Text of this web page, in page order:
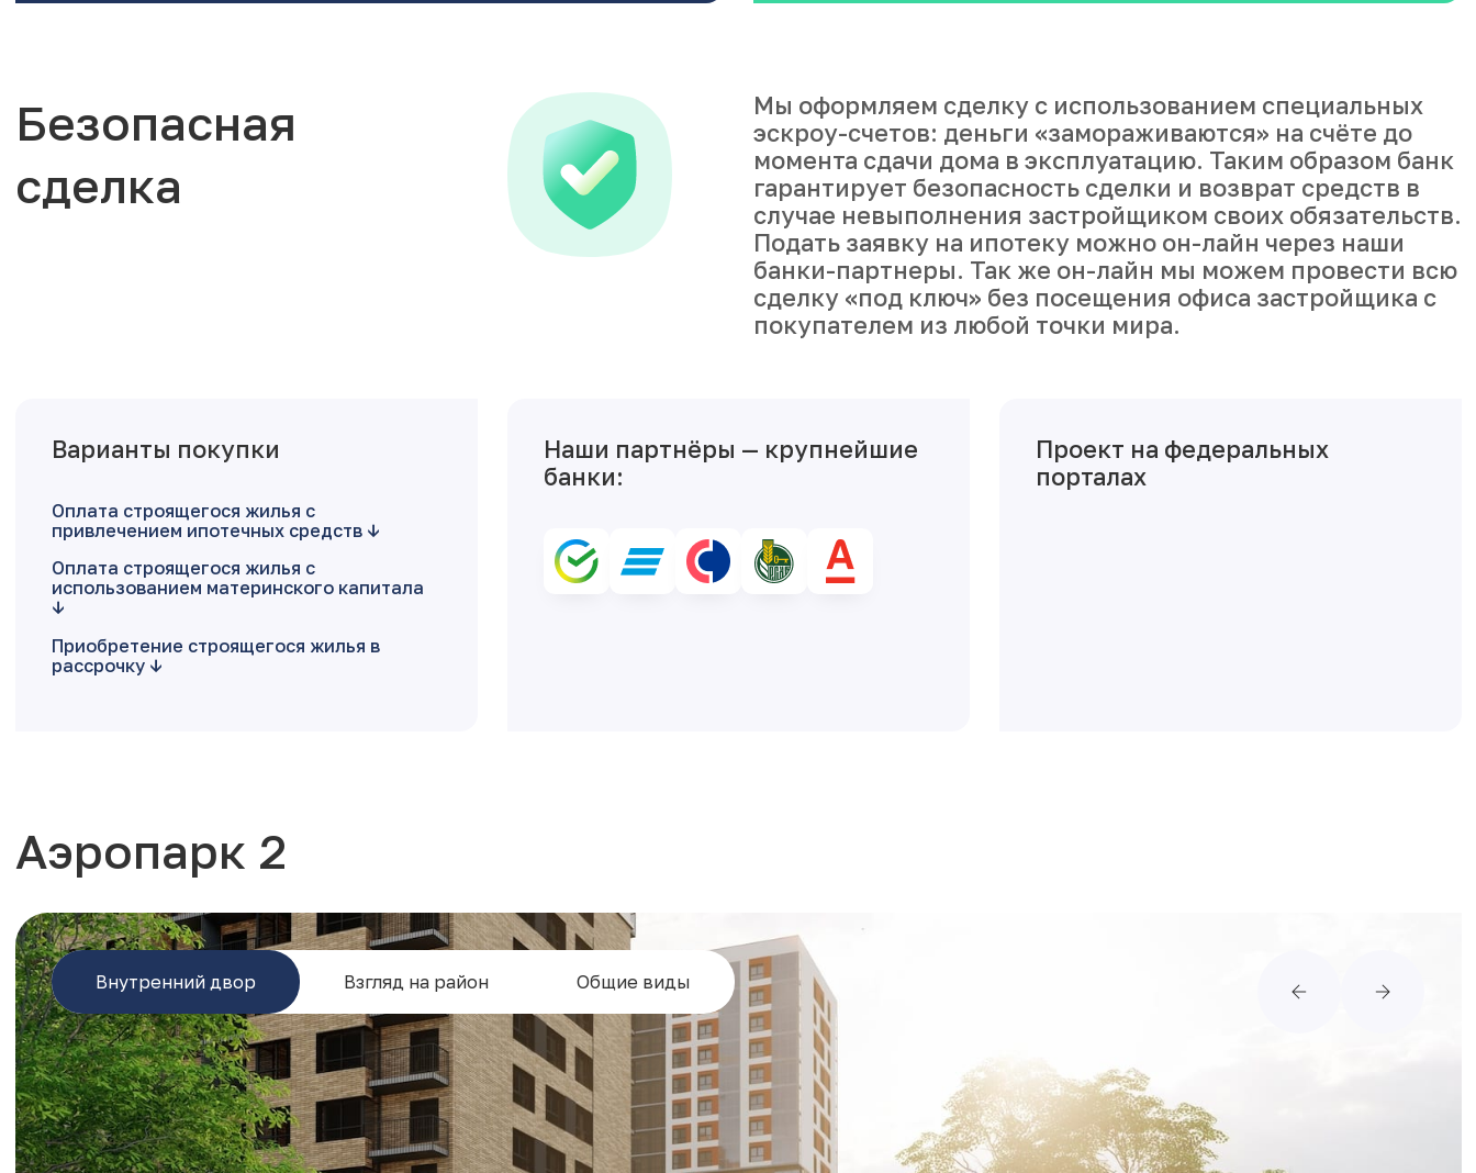
Безопасная
сделка
Мы оформляем сделку с использованием специальных
эскроу-счетов: деньги «замораживаются» на счёте до
момента сдачи дома в эксплуатацию. Таким образом банк
гарантирует безопасность сделки и возврат средств в
случае невыполнения застройщиком своих обязательств.
Подать заявку на ипотеку можно он-лайн через наши
банки-партнеры. Так же он-лайн мы можем провести всю
сделку «под ключ» без посещения офиса застройщика с
покупателем из любой точки мира.
Варианты покупки
Оплата строящегося жилья с
привлечением ипотечных средств
Оплата строящегося жилья с
использованием материнского капитала
Приобретение строящегося жилья в
рассрочку
Наши партнёры — крупнейшие
банки:
Проект на федеральных
порталах
Аэропарк 2
Внутренний двор Взгляд на район Общие виды